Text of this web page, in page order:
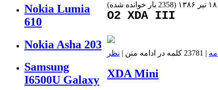
Nokia Lumia
610
Nokia Asha 203
Samsung
I6500U Galaxy
(2358 بار خوانده شده )
O2 XDA III
| 23781 کلمه در ادامه متن | نظر
XDA Mini